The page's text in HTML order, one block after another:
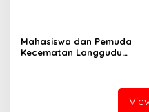
Mahasiswa dan Pemuda
Kecematan Langgudu